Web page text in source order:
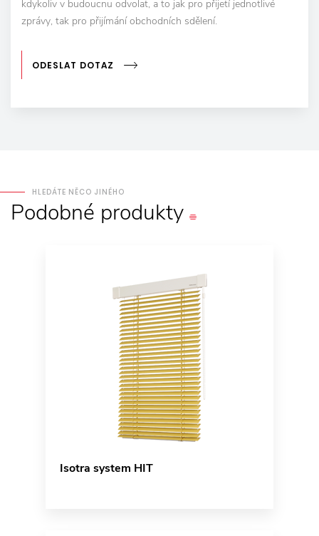
kdykoliv v budoucnu odvolat, a to jak pro přijetí jednotlivé
zprávy, tak pro přijímání obchodních sdělení.
ODESLAT DOTAZ
HLEDÁTE NĚCO JINÉHO
Podobné produkty
Isotra system HIT